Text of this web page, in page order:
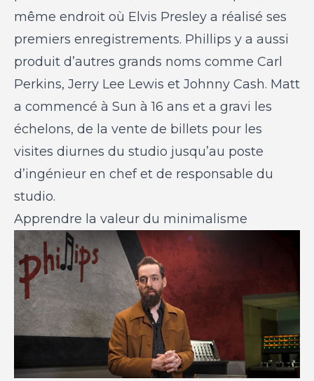
même endroit où Elvis Presley a réalisé ses
premiers enregistrements. Phillips y a aussi
produit d’autres grands noms comme Carl
Perkins, Jerry Lee Lewis et Johnny Cash. Matt
a commencé à Sun à 16 ans et a gravi les
échelons, de la vente de billets pour les
visites diurnes du studio jusqu’au poste
d’ingénieur en chef et de responsable du
studio.
Apprendre la valeur du minimalisme